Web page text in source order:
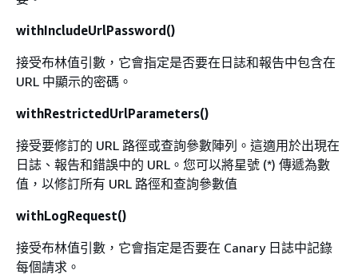
withIncludeUrlPassword()
接受布林值引數，它會指定是否要在日誌和報告中包含在
URL 中顯示的密碼。
withRestrictedUrlParameters()
接受要修訂的 URL 路徑或查詢參數陣列。這適用於出現在
日誌、報告和錯誤中的 URL。您可以將星號 (*) 傳遞為數
值，以修訂所有 URL 路徑和查詢參數值
withLogRequest()
接受布林值引數，它會指定是否要在 Canary 日誌中記錄
每個請求。